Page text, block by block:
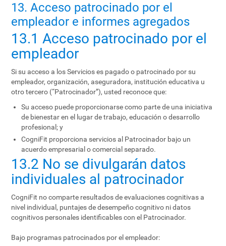
13. Acceso patrocinado por el
empleador e informes agregados
13.1 Acceso patrocinado por el
empleador
Si su acceso a los Servicios es pagado o patrocinado por su
empleador, organización, aseguradora, institución educativa u
otro tercero (“Patrocinador”), usted reconoce que:
Su acceso puede proporcionarse como parte de una iniciativa
de bienestar en el lugar de trabajo, educación o desarrollo
profesional; y
CogniFit proporciona servicios al Patrocinador bajo un
acuerdo empresarial o comercial separado.
13.2 No se divulgarán datos
individuales al patrocinador
CogniFit no comparte resultados de evaluaciones cognitivas a
nivel individual, puntajes de desempeño cognitivo ni datos
cognitivos personales identificables con el Patrocinador.
Bajo programas patrocinados por el empleador: